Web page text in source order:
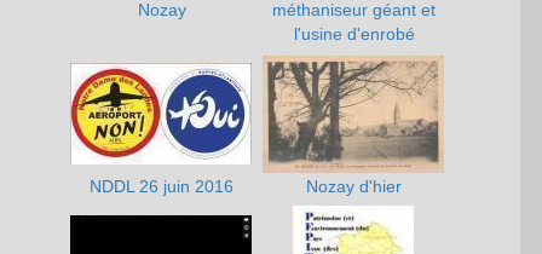
Nozay
méthaniseur géant et
l'usine d'enrobé
NDDL 26 juin 2016 Nozay d'hier